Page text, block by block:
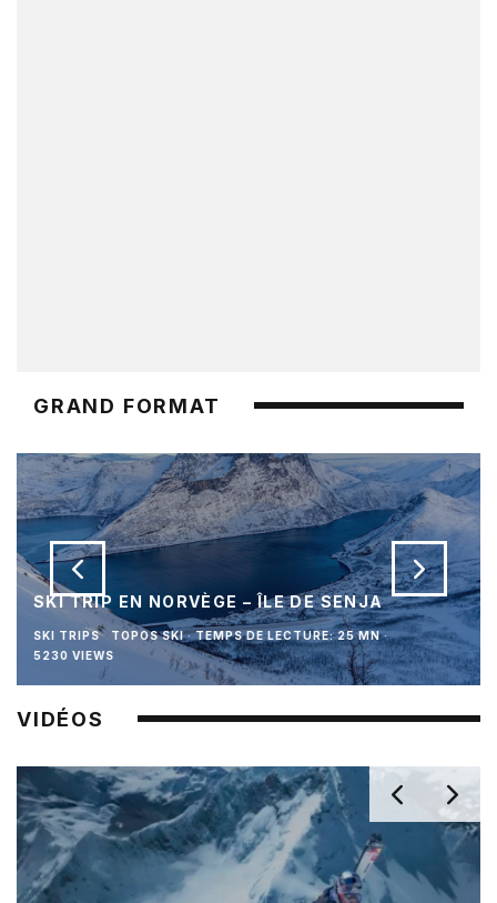
GRAND FORMAT
SKI TRIP EN NORVÈGE – ÎLE DE SENJA
SKI TRIPS TOPOS SKI · TEMPS DE LECTURE: 25 MN ·
5230 VIEWS
VIDÉOS